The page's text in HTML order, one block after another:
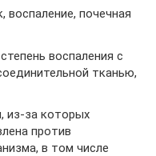
воспаление, почечная
воспаления с
тканью,
из-за которых
против
в том числе